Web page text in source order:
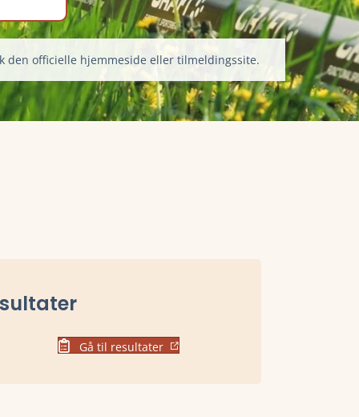
den officielle hjemmeside eller tilmeldingssite.
Gå til resultater